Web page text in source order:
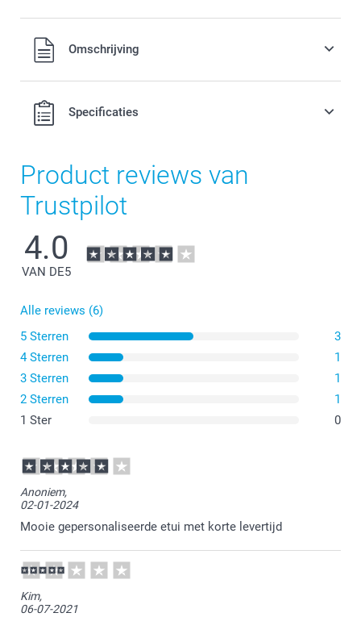
Alle prijzen zijn in EURO (€) inclusief BTW en exclusief
verzendkosten.Omschrijving
Specificaties
Product reviews van
Trustpilot
4.0
VAN DE5
Alle reviews (6)
5 Sterren
3
4 Sterren
1
3 Sterren
1
2 Sterren
1
1 Ster
0
Anoniem,
02-01-2024
Mooie gepersonaliseerde etui met korte levertijd
Kim,
06-07-2021